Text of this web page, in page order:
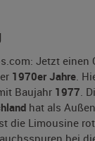
Jetzt einen
1970er Jahre.
Baujahr 1977.
hat als
die Limousine